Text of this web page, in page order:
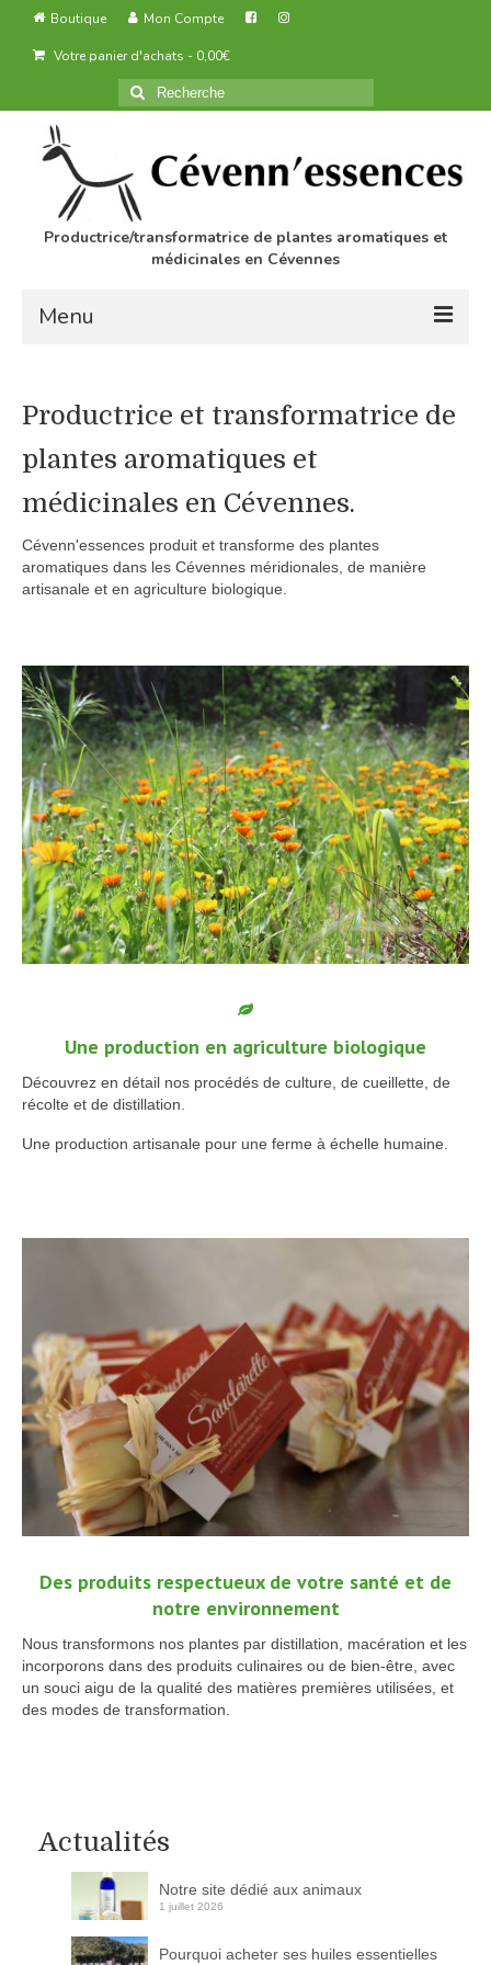
Boutique Mon Compte
Votre panier d'achats - 0,00€
Rechercher
:
Productrice/transformatrice de plantes aromatiques et
médicinales en Cévennes
Menu
Des produits agricoles biologiques
Transformation des produits
Boutique
Produits pour animaux
Conseils
Productrice et transformatrice de
plantes aromatiques et
médicinales en Cévennes.
Cévenn'essences produit et transforme des plantes
aromatiques dans les Cévennes méridionales, de manière
artisanale et en agriculture biologique.
Une production en agriculture biologique
Découvrez en détail nos procédés de culture, de cueillette, de
récolte et de distillation.
Une production artisanale pour une ferme à échelle humaine.
Des produits respectueux de votre santé et de
notre environnement
Nous transformons nos plantes par distillation, macération et les
incorporons dans des produits culinaires ou de bien-être, avec
un souci aigu de la qualité des matières premières utilisées, et
des modes de transformation.
Actualités
Notre site dédié aux animaux
1 juillet 2026
Pourquoi acheter ses huiles essentielles